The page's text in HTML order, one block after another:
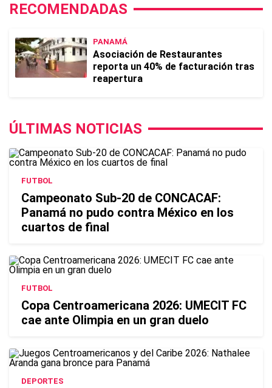
RECOMENDADAS
PANAMÁ
Asociación de Restaurantes
reporta un 40% de facturación tras
reapertura
ÚLTIMAS NOTICIAS
FUTBOL
Campeonato Sub-20 de CONCACAF:
Panamá no pudo contra México en los
cuartos de final
FUTBOL
Copa Centroamericana 2026: UMECIT FC
cae ante Olimpia en un gran duelo
DEPORTES